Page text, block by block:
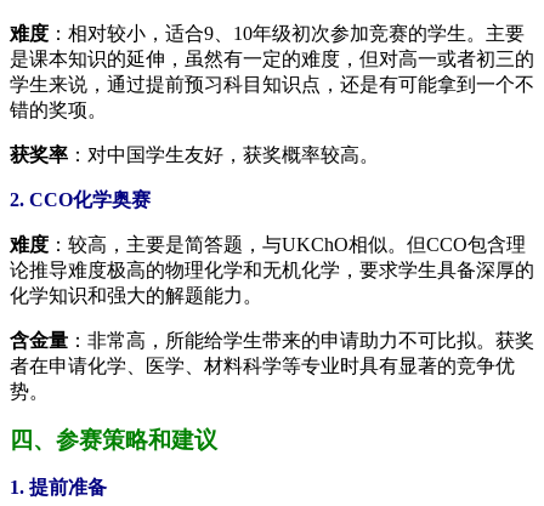
难度 ：相对较小，适合9、10年级初次参加竞赛的学生。主要
是课本知识的延伸，虽然有一定的难度，但对高一或者初三的
学生来说，通过提前预习科目知识点，还是有可能拿到一个不
错的奖项。
获奖率 ：对中国学生友好，获奖概率较高。
2. CCO化学奥赛
难度 ：较高，主要是简答题，与UKChO相似。但CCO包含理
论推导难度极高的物理化学和无机化学，要求学生具备深厚的
化学知识和强大的解题能力。
含金量 ：非常高，所能给学生带来的申请助力不可比拟。获奖
者在申请化学、医学、材料科学等专业时具有显著的竞争优
势。
四、参赛策略和建议
1. 提前准备